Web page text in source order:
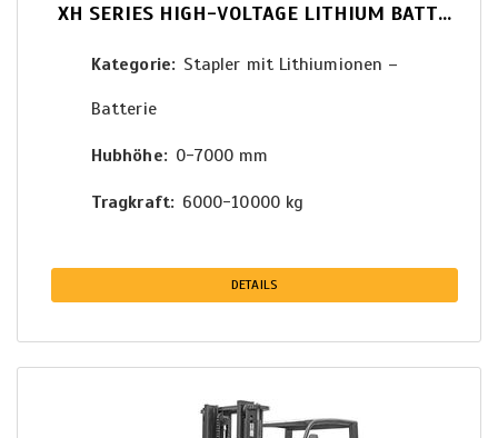
XH SERIES HIGH-VOLTAGE LITHIUM BATTERY FORKLIFT 6.0-10T
Kategorie
Stapler mit Lithiumionen –
Batterie
Hubhöhe 0-7000 mm
Tragkraft 6000-10000 kg
DETAILS